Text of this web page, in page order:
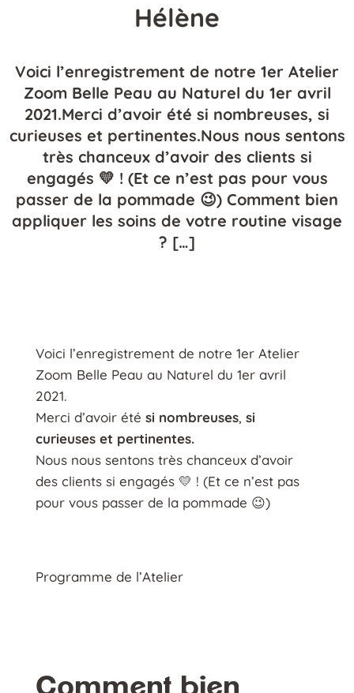
Hélène
Voici l’enregistrement de notre 1er Atelier
Zoom Belle Peau au Naturel du 1er avril
2021.Merci d’avoir été si nombreuses, si
curieuses et pertinentes.Nous nous sentons
très chanceux d’avoir des clients si
engagés 💛 ! (Et ce n’est pas pour vous
passer de la pommade 😉) Comment bien
appliquer les soins de votre routine visage
? […]
Voici l’enregistrement de notre 1er Atelier
Zoom Belle Peau au Naturel du 1er avril
2021.
Merci d’avoir été si nombreuses, si
curieuses et pertinentes.
Nous nous sentons très chanceux d’avoir
des clients si engagés 💛 ! (Et ce n’est pas
pour vous passer de la pommade 😉)
Programme de l’Atelier